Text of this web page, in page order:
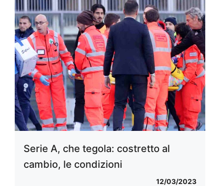
Serie A, che tegola: costretto al
cambio, le condizioni
12/03/2023